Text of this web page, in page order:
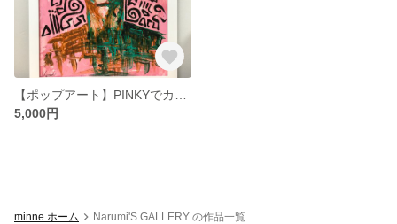
5,000円
minne ホーム Narumi'S GALLERY の作品一覧